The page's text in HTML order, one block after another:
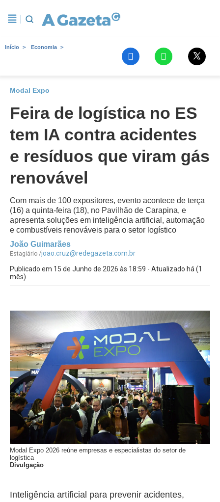
Início Economia
Modal Expo
Feira de logística no ES
tem IA contra acidentes
e resíduos que viram gás
renovável
Com mais de 100 expositores, evento acontece de terça
(16) a quinta-feira (18), no Pavilhão de Carapina, e
apresenta soluções em inteligência artificial, automação
e combustíveis renováveis para o setor logístico
João Guimarães
Estagiário /joao.cruz@redegazeta.com.br
Publicado em 15 de Junho de 2026 às 18:59 - Atualizado há (1
mês)
Modal Expo 2026 reúne empresas e especialistas do setor de
logística
Divulgação
Inteligência artificial para prevenir acidentes,